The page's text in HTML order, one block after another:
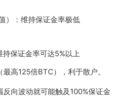
）：维持保证金率极低
保证金率可达5%以上
高125倍BTC），利于散户。
向波动就可能触及100%保证金